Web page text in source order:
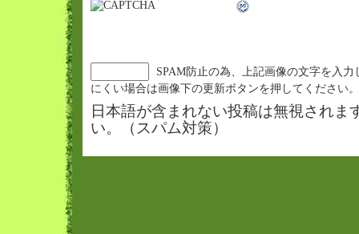
SPAM防止の為、上記画像の文字を入力
にくい場合は画像下の更新ボタンを押してください。
日本語が含まれない投稿は無視されま
い。（スパム対策）